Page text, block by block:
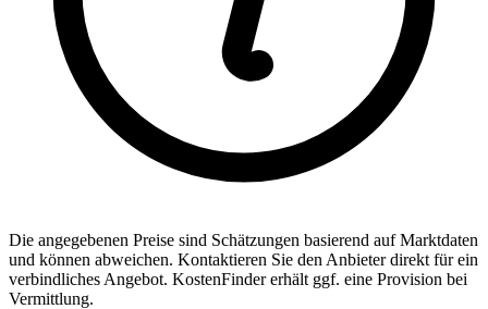
Die angegebenen Preise sind Schätzungen basierend auf Marktdaten
und können abweichen. Kontaktieren Sie den Anbieter direkt für ein
verbindliches Angebot. KostenFinder erhält ggf. eine Provision bei
Vermittlung.